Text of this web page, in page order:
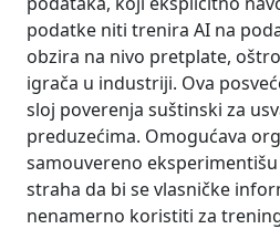
podatke niti trenira AI na
obzira na nivo pretplate,
igrača u industriji. Ova
sloj poverenja suštinski za
preduzećima. Omogućava
samouvereno
straha da bi se vlasničke
nenamerno koristiti za